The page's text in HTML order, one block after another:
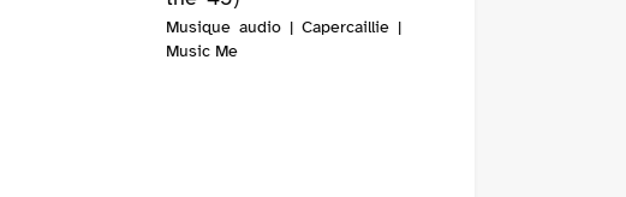
Musique audio | Capercaillie |
Music Me